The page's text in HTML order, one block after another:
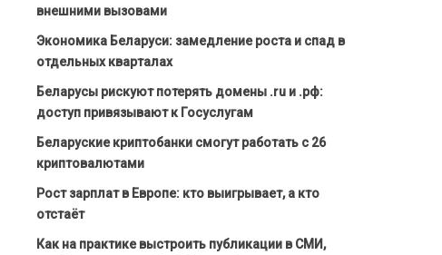
внешними вызовами
Экономика Беларуси: замедление роста и спад в
отдельных кварталах
Беларусы рискуют потерять домены .ru и .рф:
доступ привязывают к Госуслугам
Беларуские криптобанки смогут работать с 26
криптовалютами
Рост зарплат в Европе: кто выигрывает, а кто
отстаёт
Как на практике выстроить публикации в СМИ,